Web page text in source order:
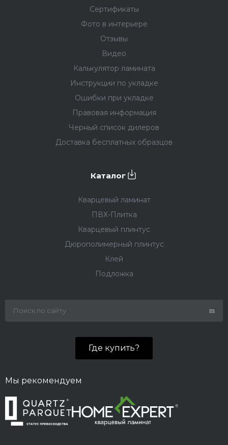
Сертификаты
Фото в интерьере
Отзывы
Видео
Калькулятор ламината
Инструкции по укладке
Ошибки при укладке
Правовая информация
Черный список дилеров
Доставка бесплатных образцов
Каталог
Кварцевый ламинат
ПВХ-Плитка
Кварцевый плинтус
Дюрополимерный плинтус
Клей
Подложка
Где купить?
Мы рекомендуем